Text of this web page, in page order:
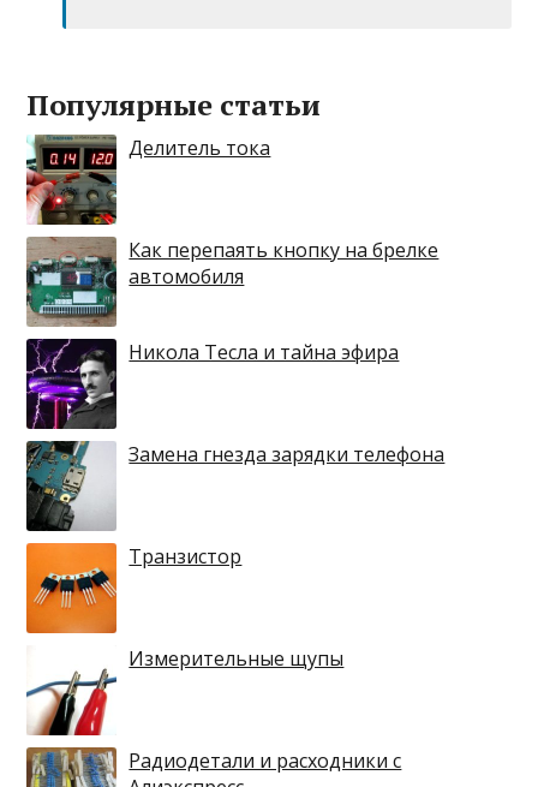
Популярные статьи
Делитель тока
Как перепаять кнопку на брелке
автомобиля
Никола Тесла и тайна эфира
Замена гнезда зарядки телефона
Транзистор
Измерительные щупы
Радиодетали и расходники с